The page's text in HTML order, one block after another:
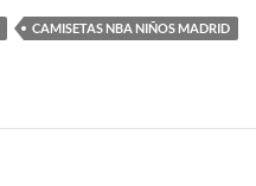
CAMISETAS NBA NIÑOS MADRID